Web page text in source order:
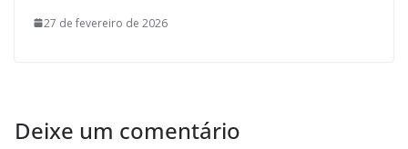
27 de fevereiro de 2026
Deixe um comentário